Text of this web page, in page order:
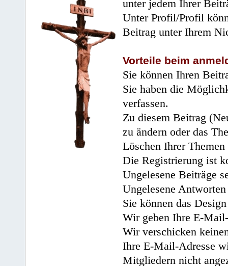
unter jedem Ihrer
Unter Profil/Profil
Beitrag unter Ihrem
Vorteile beim
Sie können Ihren
Sie haben die
verfassen.
Zu diesem Beitrag
zu ändern oder das
Löschen Ihrer
Die Registrierung ist
Ungelesene Beiträge
Ungelesene
Sie können das
Wir geben Ihre E-
Wir verschicken
Ihre E-Mail-Adresse
Mitgliedern nicht